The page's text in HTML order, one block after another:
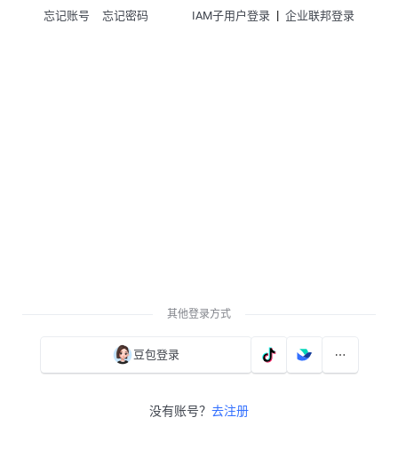
忘记账号 忘记密码 IAM子用户登录 | 企业联邦登录
其他登录方式
豆包登录
没有账号？ 去注册